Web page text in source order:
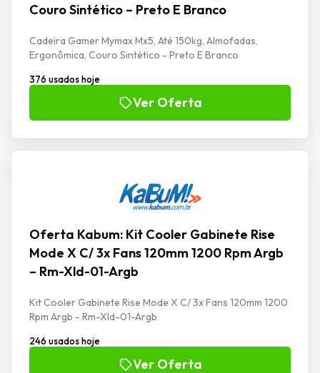
Couro Sintético – Preto E Branco
Cadeira Gamer Mymax Mx5, Até 150kg, Almofadas,
Ergonômica, Couro Sintético - Preto E Branco
376 usados hoje
Ver Oferta
Oferta Kabum: Kit Cooler Gabinete Rise
Mode X C/ 3x Fans 120mm 1200 Rpm Argb
– Rm-Xld-01-Argb
Kit Cooler Gabinete Rise Mode X C/ 3x Fans 120mm 1200
Rpm Argb - Rm-Xld-01-Argb
246 usados hoje
Ver Oferta